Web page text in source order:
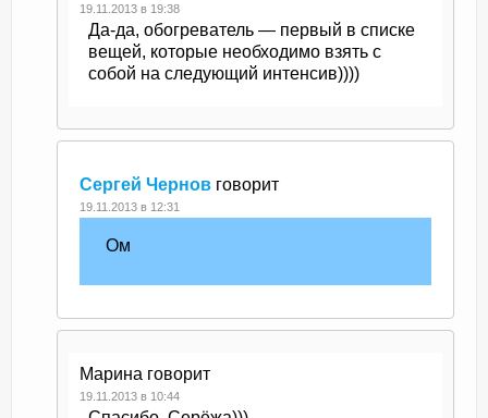
19.11.2013 в 19:38
Да-да, обогреватель — первый в списке
вещей, которые необходимо взять с
собой на следующий интенсив))))
Сергей Чернов говорит
19.11.2013 в 12:31
Ом
Марина говорит
19.11.2013 в 10:44